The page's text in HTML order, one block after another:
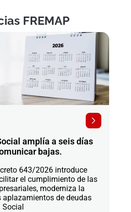
FREMAP
amplía a seis días
bajas.
643/2026 introduce
el cumplimiento de las
moderniza la
aplazamientos de deudas
Social